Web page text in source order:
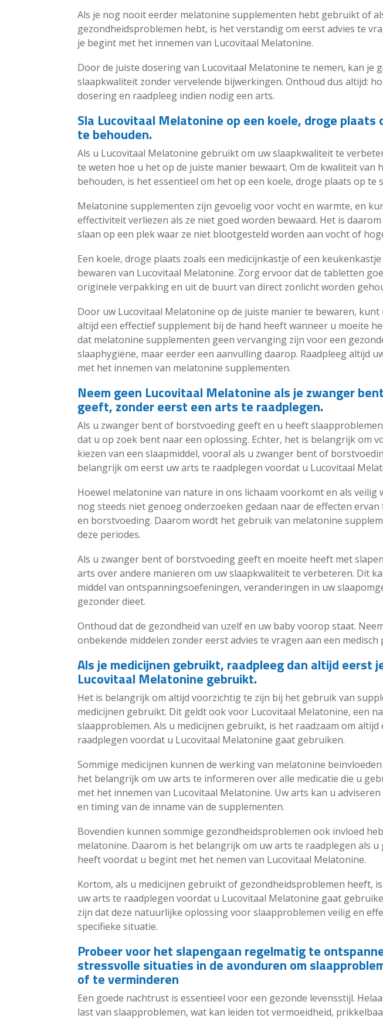
Als je nog nooit eerder melatonine supplementen hebt gebruikt of
gezondheidsproblemen hebt, is het verstandig om eerst advies te
je begint met het innemen van Lucovitaal Melatonine.
Door de juiste dosering van Lucovitaal Melatonine te nemen, kan je
slaapkwaliteit zonder vervelende bijwerkingen. Onthoud dus altijd:
dosering en raadpleeg indien nodig een arts.
Sla Lucovitaal Melatonine op een koele, droge plaats
te behouden.
Als u Lucovitaal Melatonine gebruikt om uw slaapkwaliteit te
te weten hoe u het op de juiste manier bewaart. Om de kwaliteit van
behouden, is het essentieel om het op een koele, droge plaats op te
Melatonine supplementen zijn gevoelig voor vocht en warmte, en
effectiviteit verliezen als ze niet goed worden bewaard. Het is
slaan op een plek waar ze niet blootgesteld worden aan vocht of
Een koele, droge plaats zoals een medicijnkastje of een
bewaren van Lucovitaal Melatonine. Zorg ervoor dat de tabletten
originele verpakking en uit de buurt van direct zonlicht worden
Door uw Lucovitaal Melatonine op de juiste manier te bewaren, kunt
altijd een effectief supplement bij de hand heeft wanneer u moeite
dat melatonine supplementen geen vervanging zijn voor een
slaaphygiëne, maar eerder een aanvulling daarop. Raadpleeg altijd
met het innemen van melatonine supplementen.
Neem geen Lucovitaal Melatonine als je zwanger
geeft, zonder eerst een arts te raadplegen.
Als u zwanger bent of borstvoeding geeft en u heeft
dat u op zoek bent naar een oplossing. Echter, het is belangrijk om
kiezen van een slaapmiddel, vooral als u zwanger bent of
belangrijk om eerst uw arts te raadplegen voordat u Lucovitaal
Hoewel melatonine van nature in ons lichaam voorkomt en als veilig
nog steeds niet genoeg onderzoeken gedaan naar de effecten ervan
en borstvoeding. Daarom wordt het gebruik van melatonine
deze periodes.
Als u zwanger bent of borstvoeding geeft en moeite heeft met
arts over andere manieren om uw slaapkwaliteit te verbeteren. Dit
middel van ontspanningsoefeningen, veranderingen in uw
gezonder dieet.
Onthoud dat de gezondheid van uzelf en uw baby voorop staat.
onbekende middelen zonder eerst advies te vragen aan een medisch
Als je medicijnen gebruikt, raadpleeg dan altijd eerst
Lucovitaal Melatonine gebruikt.
Het is belangrijk om altijd voorzichtig te zijn bij het gebruik van
medicijnen gebruikt. Dit geldt ook voor Lucovitaal Melatonine, een
slaapproblemen. Als u medicijnen gebruikt, is het raadzaam om
raadplegen voordat u Lucovitaal Melatonine gaat gebruiken.
Sommige medicijnen kunnen de werking van melatonine
het belangrijk om uw arts te informeren over alle medicatie die u
met het innemen van Lucovitaal Melatonine. Uw arts kan u
en timing van de inname van de supplementen.
Bovendien kunnen sommige gezondheidsproblemen ook invloed
melatonine. Daarom is het belangrijk om uw arts te raadplegen als
heeft voordat u begint met het nemen van Lucovitaal Melatonine.
Kortom, als u medicijnen gebruikt of gezondheidsproblemen heeft,
uw arts te raadplegen voordat u Lucovitaal Melatonine gaat
zijn dat deze natuurlijke oplossing voor slaapproblemen veilig en
specifieke situatie.
Probeer voor het slapengaan regelmatig te
stressvolle situaties in de avonduren om
of te verminderen
Een goede nachtrust is essentieel voor een gezonde levensstijl.
last van slaapproblemen, wat kan leiden tot vermoeidheid,